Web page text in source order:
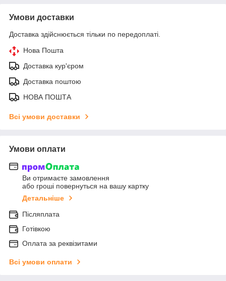
Умови доставки
Доставка здійснюється тільки по передоплаті.
Нова Пошта
Доставка кур'єром
Доставка поштою
НОВА ПОШТА
Всі умови доставки
Умови оплати
Ви отримаєте замовлення
або гроші повернуться на вашу картку
Детальніше
Післяплата
Готівкою
Оплата за реквізитами
Всі умови оплати